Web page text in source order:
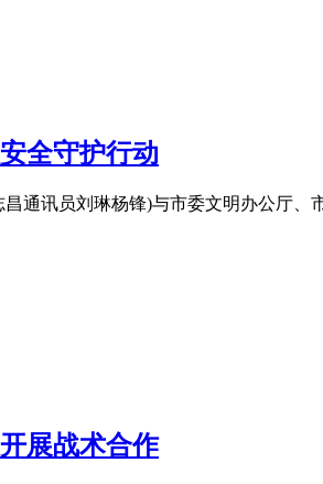
全守护行动
通讯员刘琳杨锋)与市委文明办公厅
展战术合作